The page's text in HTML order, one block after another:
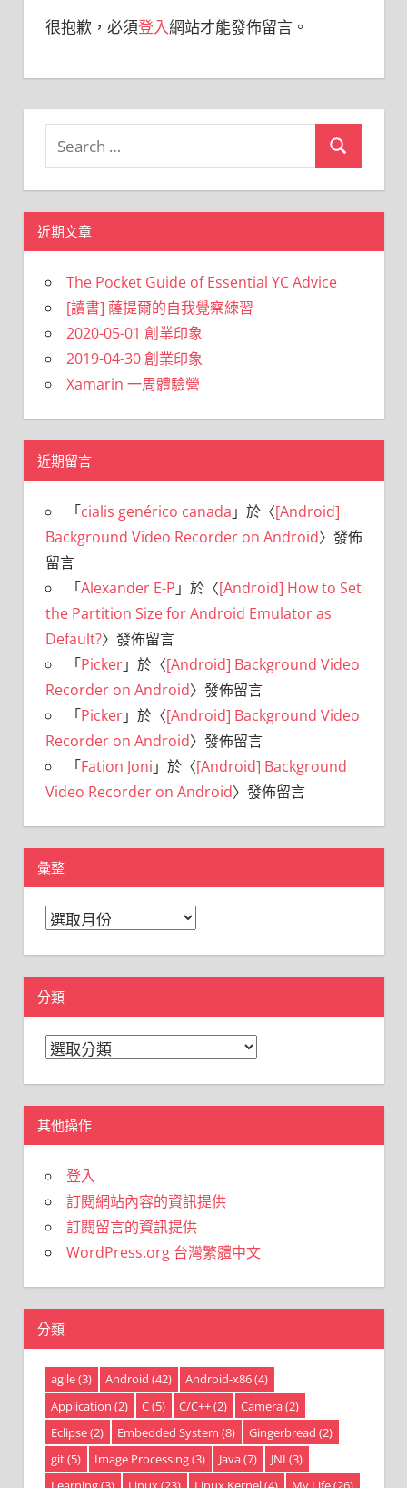
很抱歉，必須登入網站才能發佈留言。
Search
近期文章
The Pocket Guide of Essential YC Advice
[讀書] 薩提爾的自我覺察練習
2020-05-01 創業印象
2019-04-30 創業印象
Xamarin 一周體驗營
近期留言
「cialis genérico canada 」於〈[Android]
Background Video Recorder on Android〉發佈
留言
「Alexander E-P 」於〈[Android] How to Set
the Partition Size for Android Emulator as
Default?〉發佈留言
「Picker」於〈[Android] Background Video
Recorder on Android〉發佈留言
「Picker」於〈[Android] Background Video
Recorder on Android〉發佈留言
「Fation Joni 」於〈[Android] Background
Video Recorder on Android〉發佈留言
彙整
彙
分類
分
其他操作
登入
訂閱網站內容的資訊提供
訂閱留言的資訊提供
WordPress.org 台灣繁體中文
分類
agile(3) Android (42) Android-x86(4)
Application (2) C(5) C/C++(2) Camera(2)
Eclipse(2) Embedded System (8) Gingerbread (2)
git(5) Image Processing(3) Java(7) JNI (3)